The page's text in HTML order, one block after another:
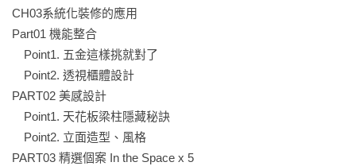
CH03系統化裝修的應用
Part01 機能整合
Point1. 五金這樣挑就對了
Point2. 透視櫃體設計
PART02 美感設計
Point1. 天花板梁柱隱藏秘訣
Point2. 立面造型、風格